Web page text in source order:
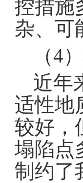
控措施
杂、可
（4
近年
适性地
较好，
塌陷点
制约了